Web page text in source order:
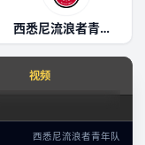
西悉尼流浪者青年队
视频
西悉尼流浪者青年队